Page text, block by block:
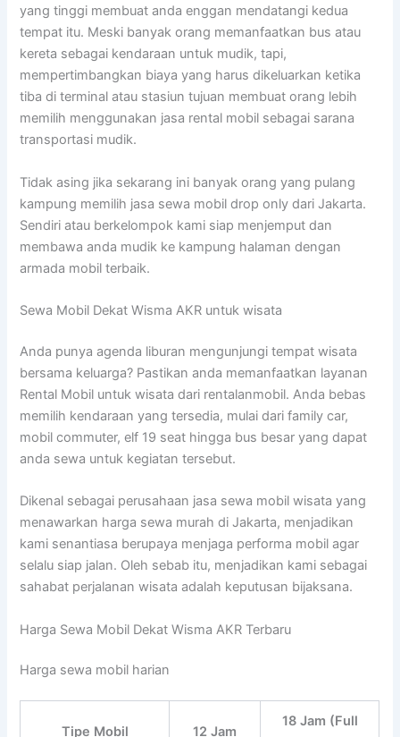
yang tinggi membuat anda enggan mendatangi kedua
tempat itu. Meski banyak orang memanfaatkan bus atau
kereta sebagai kendaraan untuk mudik, tapi,
mempertimbangkan biaya yang harus dikeluarkan ketika
tiba di terminal atau stasiun tujuan membuat orang lebih
memilih menggunakan jasa rental mobil sebagai sarana
transportasi mudik.
Tidak asing jika sekarang ini banyak orang yang pulang
kampung memilih jasa sewa mobil drop only dari Jakarta.
Sendiri atau berkelompok kami siap menjemput dan
membawa anda mudik ke kampung halaman dengan
armada mobil terbaik.
Sewa Mobil Dekat Wisma AKR untuk wisata
Anda punya agenda liburan mengunjungi tempat wisata
bersama keluarga? Pastikan anda memanfaatkan layanan
Rental Mobil untuk wisata dari rentalanmobil. Anda bebas
memilih kendaraan yang tersedia, mulai dari family car,
mobil commuter, elf 19 seat hingga bus besar yang dapat
anda sewa untuk kegiatan tersebut.
Dikenal sebagai perusahaan jasa sewa mobil wisata yang
menawarkan harga sewa murah di Jakarta, menjadikan
kami senantiasa berupaya menjaga performa mobil agar
selalu siap jalan. Oleh sebab itu, menjadikan kami sebagai
sahabat perjalanan wisata adalah keputusan bijaksana.
Harga Sewa Mobil Dekat Wisma AKR Terbaru
Harga sewa mobil harian
Tipe Mobil 12 Jam
18 Jam (Full